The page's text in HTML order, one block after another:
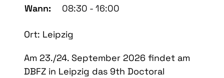
Wann:
08:30 - 16:00
Ort: Leipzig
Am 23./24. September 2026 findet am
DBFZ in Leipzig das 9th Doctoral